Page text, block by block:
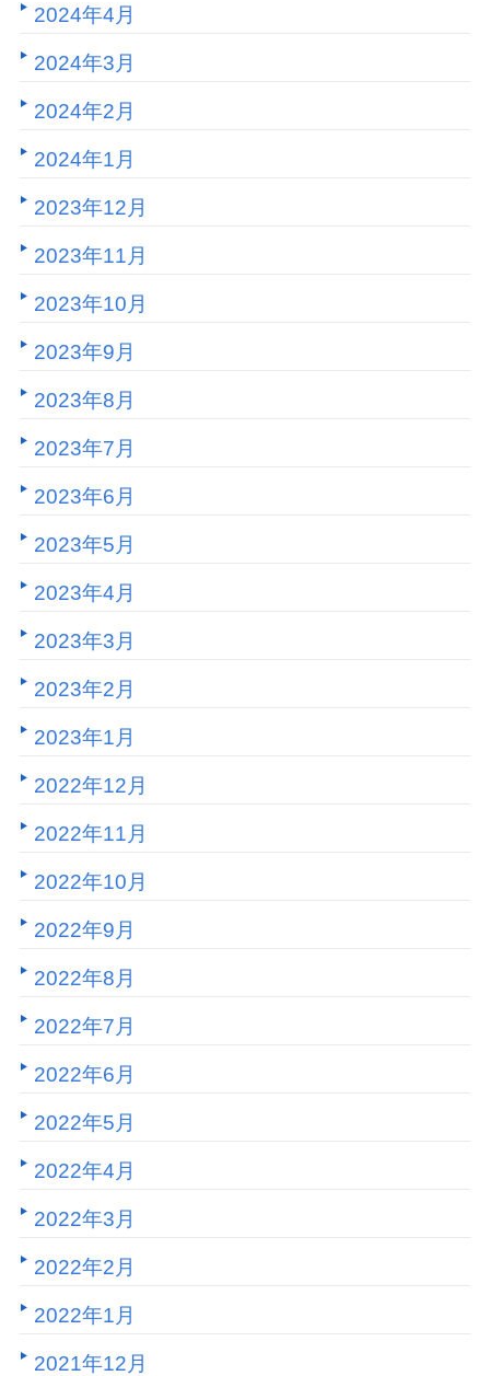
2024年4月
2024年3月
2024年2月
2024年1月
2023年12月
2023年11月
2023年10月
2023年9月
2023年8月
2023年7月
2023年6月
2023年5月
2023年4月
2023年3月
2023年2月
2023年1月
2022年12月
2022年11月
2022年10月
2022年9月
2022年8月
2022年7月
2022年6月
2022年5月
2022年4月
2022年3月
2022年2月
2022年1月
2021年12月